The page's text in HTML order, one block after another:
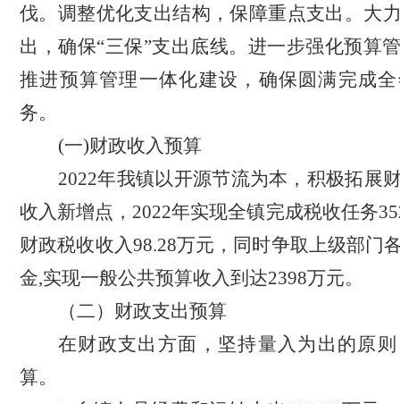
伐。调整优化支出结构，保障重点支出。大
出，确保“三保”支出底线。进一步强化预算
推进预算管理一体化建设，确保圆满完成
务。
(一)财政收入预算
2022年我镇以开源节流为本，积极拓展
收入新增点，2022年实现全镇完成税收任务
财政税收收入98.28万元，同时争取上级部门
金,实现一般公共预算收入到达2398万元。
（二）财政支出预算
在财政支出方面，坚持量入为出的原
算。